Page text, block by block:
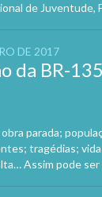
de Juventude,
DE 2017
da BR-
parada;
tragédias;
Assim pode ser